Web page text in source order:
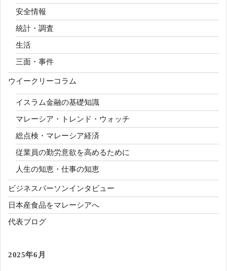
安全情報
統計・調査
生活
三面・事件
ウイークリーコラム
イスラム金融の基礎知識
マレーシア・トレンド・ウォッチ
総点検・マレーシア経済
従業員の勤労意欲を高めるために
人生の知恵・仕事の知恵
ビジネスパーソンインタビュー
日本産食品をマレーシアへ
代表ブログ
2025年6月